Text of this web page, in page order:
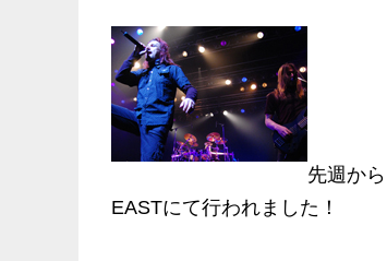
先週か
EASTにて行われました！